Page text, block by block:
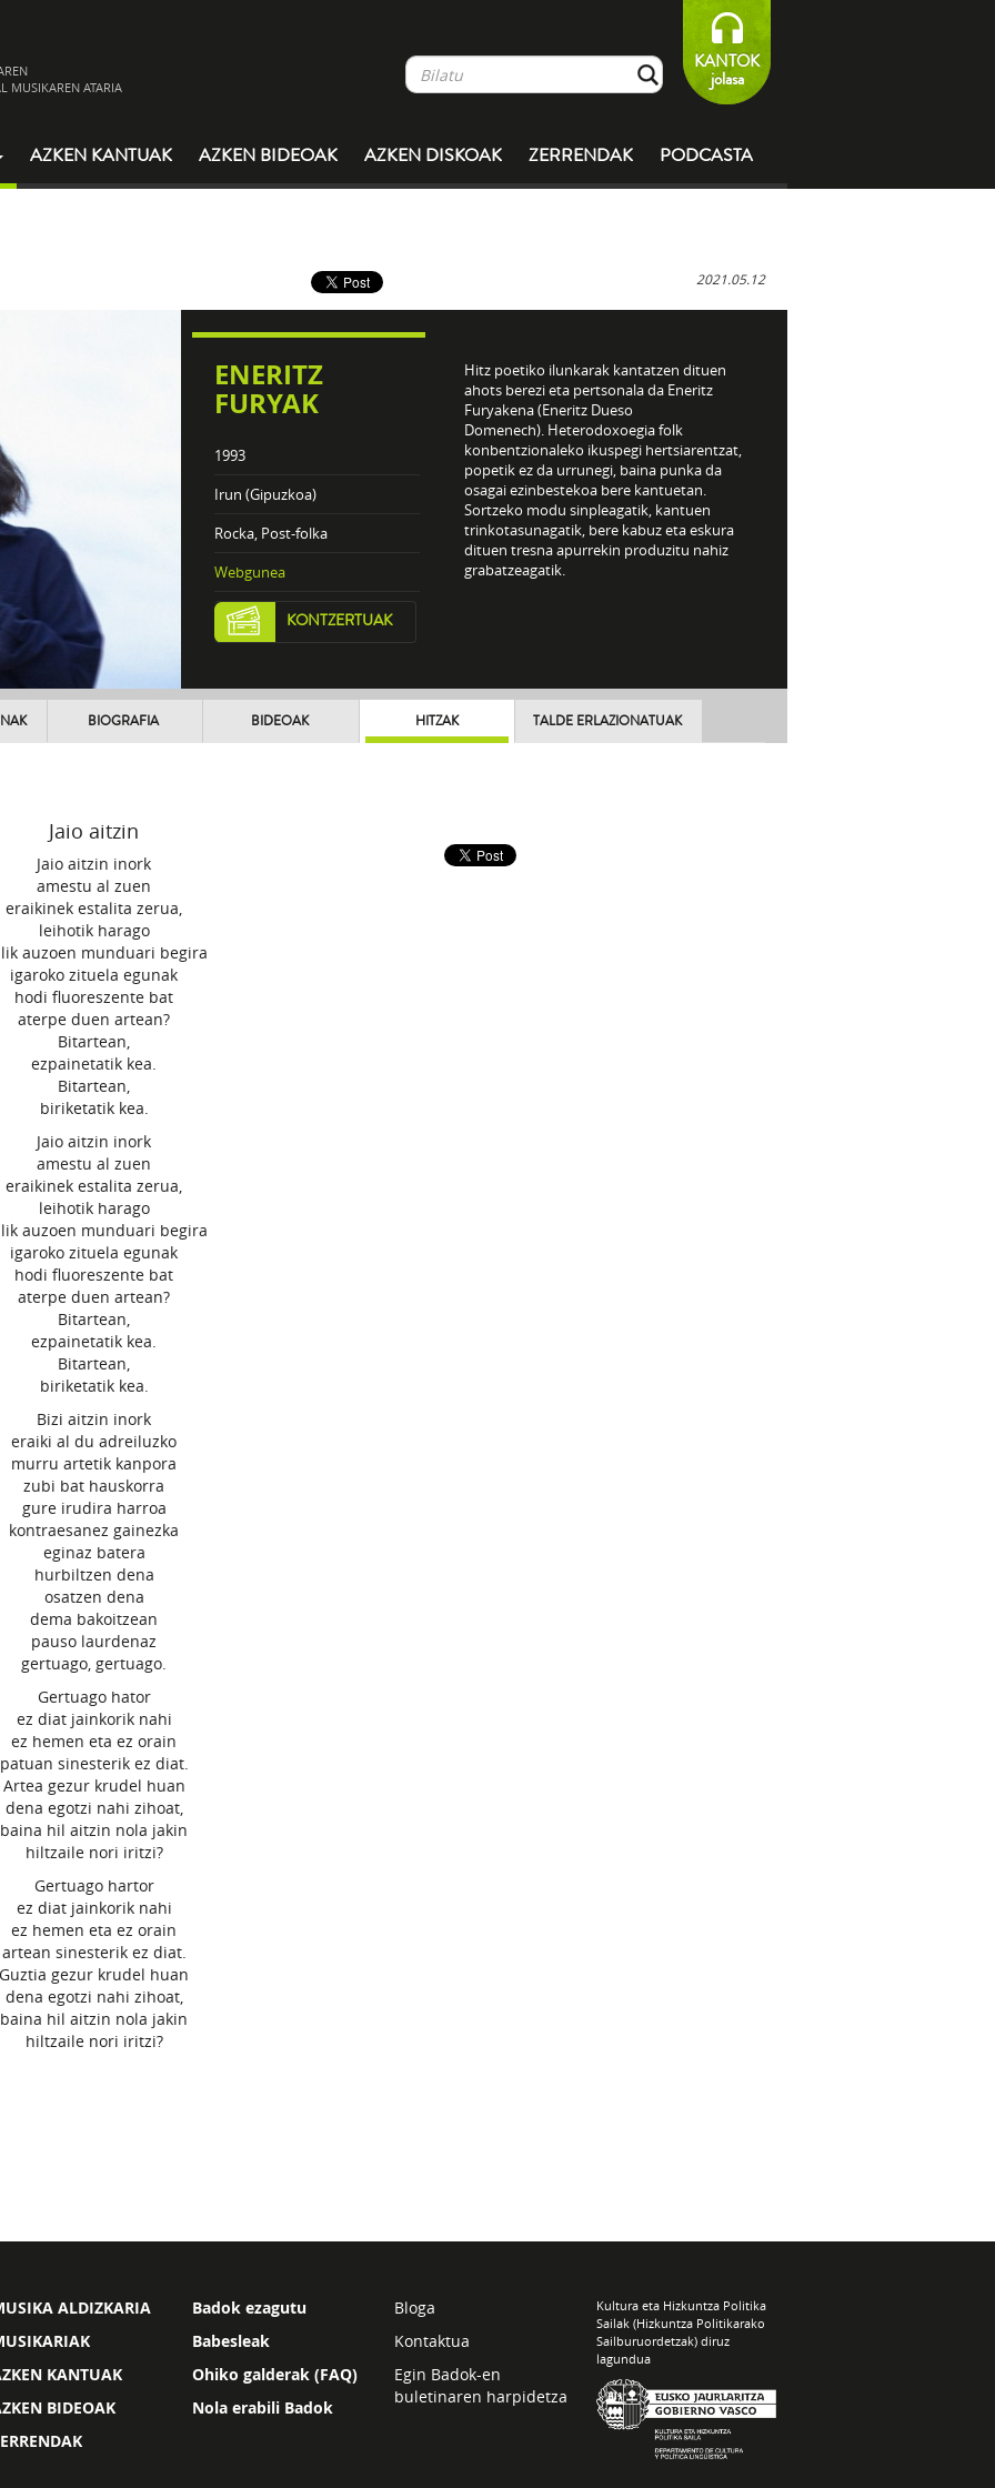
MUSIKAREN ATARIA
KANTOK
jolasa
AZKEN KANTUAK AZKEN BIDEOAK AZKEN DISKOAK ZERRENDAK PODCASTA
2021.05.12
ENERITZ
FURYAK
1993
Irun (Gipuzkoa)
Rocka, Post-folka
Webgunea
KONTZERTUAK
Hitz poetiko ilunkarak kantatzen dituen
ahots berezi eta pertsonala da Eneritz
Furyakena (Eneritz Dueso
Domenech). Heterodoxoegia folk
konbentzionaleko ikuspegi hertsiarentzat,
popetik ez da urrunegi, baina punka da
osagai ezinbestekoa bere kantuetan.
Sortzeko modu sinpleagatik, kantuen
trinkotasunagatik, bere kabuz eta eskura
dituen tresna apurrekin produzitu nahiz
grabatzeagatik.
BIOGRAFIA BIDEOAK HITZAK TALDE ERLAZIONATUAK
Jaio aitzin
Jaio aitzin inork
amestu al zuen
eraikinek estalita zerua,
leihotik harago
auzoen munduari begira
igaroko zituela egunak
hodi fluoreszente bat
aterpe duen artean?
Bitartean,
ezpainetatik kea.
Bitartean,
biriketatik kea.
Jaio aitzin inork
amestu al zuen
eraikinek estalita zerua,
leihotik harago
auzoen munduari begira
igaroko zituela egunak
hodi fluoreszente bat
aterpe duen artean?
Bitartean,
ezpainetatik kea.
Bitartean,
biriketatik kea.
Bizi aitzin inork
eraiki al du adreiluzko
murru artetik kanpora
zubi bat hauskorra
gure irudira harroa
kontraesanez gainezka
eginaz batera
hurbiltzen dena
osatzen dena
dema bakoitzean
pauso laurdenaz
gertuago, gertuago.
Gertuago hator
ez diat jainkorik nahi
ez hemen eta ez orain
patuan sinesterik ez diat.
Artea gezur krudel huan
dena egotzi nahi zihoat,
baina hil aitzin nola jakin
hiltzaile nori iritzi?
Gertuago hartor
ez diat jainkorik nahi
ez hemen eta ez orain
artean sinesterik ez diat.
Guztia gezur krudel huan
dena egotzi nahi zihoat,
baina hil aitzin nola jakin
hiltzaile nori iritzi?
ALDIZKARIA
KANTUAK
BIDEOAK
Badok ezagutu
Babesleak
Ohiko galderak (FAQ)
Nola erabili Badok
Bloga
Kontaktua
Egin Badok-en
buletinaren harpidetza
Kultura eta Hizkuntza Politika
Sailak (Hizkuntza Politikarako
Sailburuordetzak) diruz
lagundua